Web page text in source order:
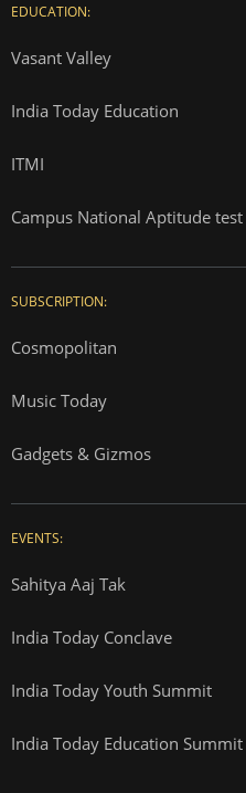
EDUCATION:
Vasant Valley
India Today Education
ITMI
Campus National Aptitude test
SUBSCRIPTION:
Cosmopolitan
Music Today
Gadgets & Gizmos
EVENTS:
Sahitya Aaj Tak
India Today Conclave
India Today Youth Summit
India Today Education Summit